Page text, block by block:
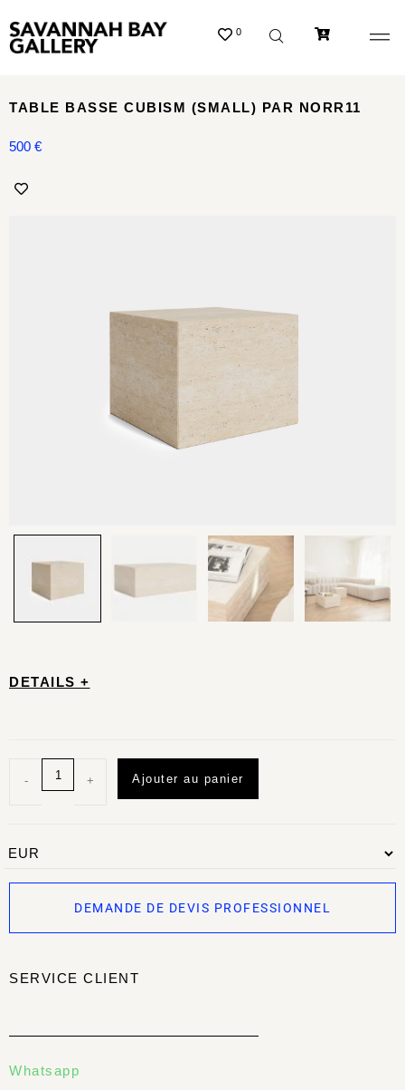
0
DETAILS +
- + Ajouter au panier
DEMANDE DE DEVIS PROFESSIONNEL
SERVICE CLIENT
Whatsapp
TABLE BASSE CUBISM (SMALL) PAR NORR11
500 €